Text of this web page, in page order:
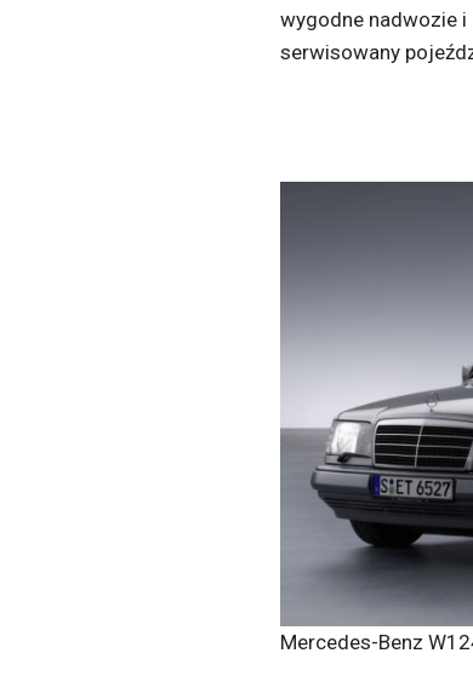
wygodne nadwozie i
serwisowany
Mercedes-Benz